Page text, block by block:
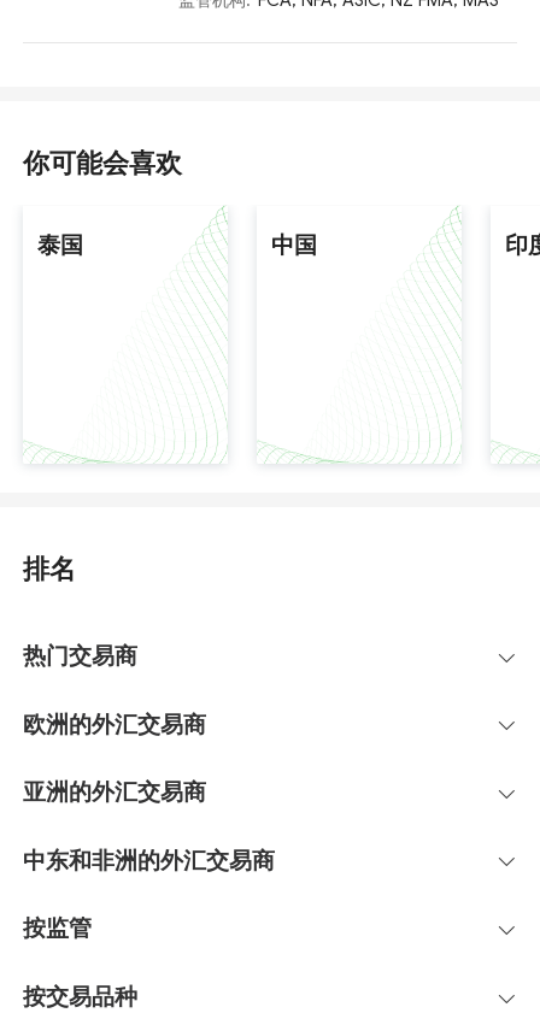
你可能会喜欢
泰国 中国 印
排名
热门交易商
欧洲的外汇交易商
亚洲的外汇交易商
中东和非洲的外汇交易商
按监管
按交易品种